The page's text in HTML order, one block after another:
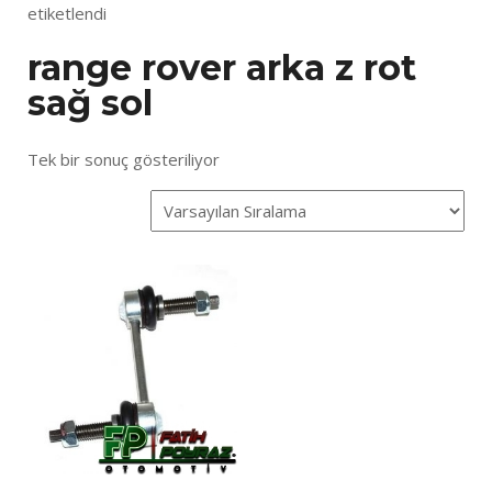
etiketlendi
range rover arka z rot
sağ sol
Tek bir sonuç gösteriliyor